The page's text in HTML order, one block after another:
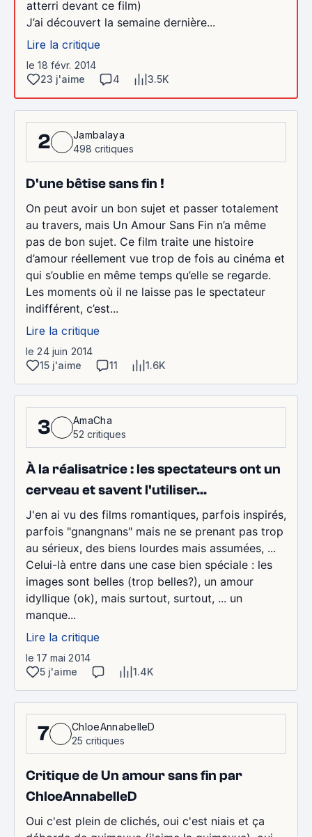
atterri devant ce film)
J’ai découvert la semaine dernière...
Lire la critique
le 18 févr. 2014
23 j'aime
4 3.5K
2
Jambalaya
498 critiques
D'une bêtise sans fin !
On peut avoir un bon sujet et passer totalement
au travers, mais Un Amour Sans Fin n’a même
pas de bon sujet. Ce film traite une histoire
d’amour réellement vue trop de fois au cinéma et
qui s’oublie en même temps qu’elle se regarde.
Les moments où il ne laisse pas le spectateur
indifférent, c’est...
Lire la critique
le 24 juin 2014
15 j'aime
11 1.6K
3
AmaCha
52 critiques
À la réalisatrice : les spectateurs ont un
cerveau et savent l'utiliser...
J'en ai vu des films romantiques, parfois inspirés,
parfois "gnangnans" mais ne se prenant pas trop
au sérieux, des biens lourdes mais assumées, ...
Celui-là entre dans une case bien spéciale : les
images sont belles (trop belles?), un amour
idyllique (ok), mais surtout, surtout, ... un
manque...
Lire la critique
le 17 mai 2014
5 j'aime
1.4K
7
ChloeAnnabelleD
25 critiques
Critique de Un amour sans fin par
ChloeAnnabelleD
Oui c'est plein de clichés, oui c'est niais et ça